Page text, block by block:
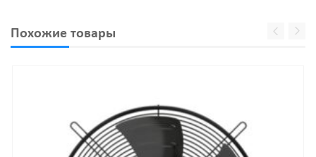
Похожие товары